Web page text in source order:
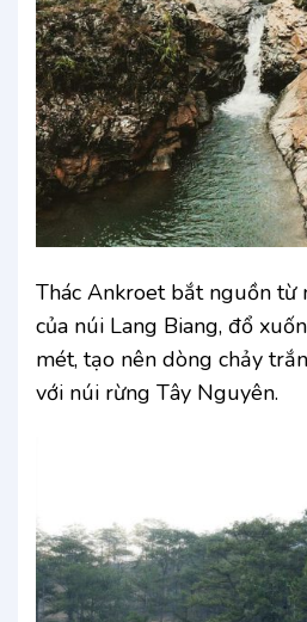
Thác Ankroet bắt nguồn từ
của núi Lang Biang, đổ
mét, tạo nên dòng chảy
với núi rừng Tây Nguyên.